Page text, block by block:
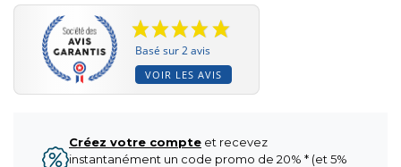
Basé sur 2 avis
VOIR LES AVIS
Créez votre compte et recevez
instantanément un code promo de 20% * (et 5%